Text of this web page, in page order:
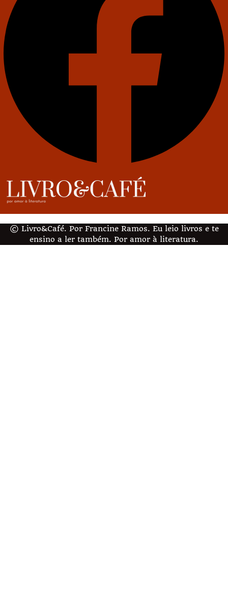
© Livro&Café. Por Francine Ramos. Eu leio livros e te
ensino a ler também. Por amor à literatura.